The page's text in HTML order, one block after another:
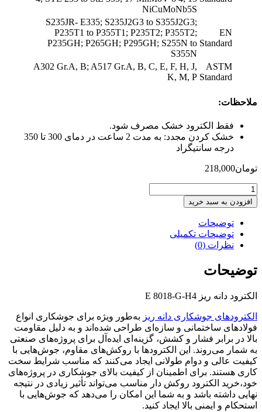
NiCuMoNb5S
EN
Standard
S235JR- E335; S235J2G3 to S355J2G3;
P235T1 to P355T1; P235T2; P355T2;
P235GH; P265GH; P295GH; S255N to
S355N
ASTM
Standard
A302 Gr.A, B; A517 Gr.A, B, C, E, F, H, J,
K, M, P
ملاحظات:
فقط الكترود خشک مصرف شود.
خشک كردن مجدد: به مدت 2 ساعت در دمای 300 تا 350
درجه سانتيگراد
تومان218,000
الکترود
دانه
ریز
8018-
عدد
افزودن به سبد خرید
توضیحات
توضیحات تکمیلی
نظرات (0)
توضیحات
الکترود دانه ریز E 8018-G-H4
الکترودهای جوشکاری دانه ریز به‌طور ویژه برای جوشکاری انواع
فولادهای ساختمانی و سازه‌ای طراحی شده‌اند و به دلیل مقاومت
بالا در برابر فشار و کشش، گزینه‌ای ایده‌آل برای پروژه‌های صنعتی
به شمار می‌روند. این الکترودها با روکش‌های مقاوم، جوش‌هایی با
کیفیت عالی و دوام طولانی ایجاد می‌کنند که مناسب شرایط سخت
کاری هستند. برای اطمینان از کیفیت بالای جوشکاری در پروژه‌های
خود،خرید الکترود روکش دار مناسب می‌تواند تأثیر زیادی در نتیجه
نهایی داشته باشد و به شما این امکان را می‌دهد که جوش‌هایی با
استحکام و ایمنی بالا ایجاد کنید.